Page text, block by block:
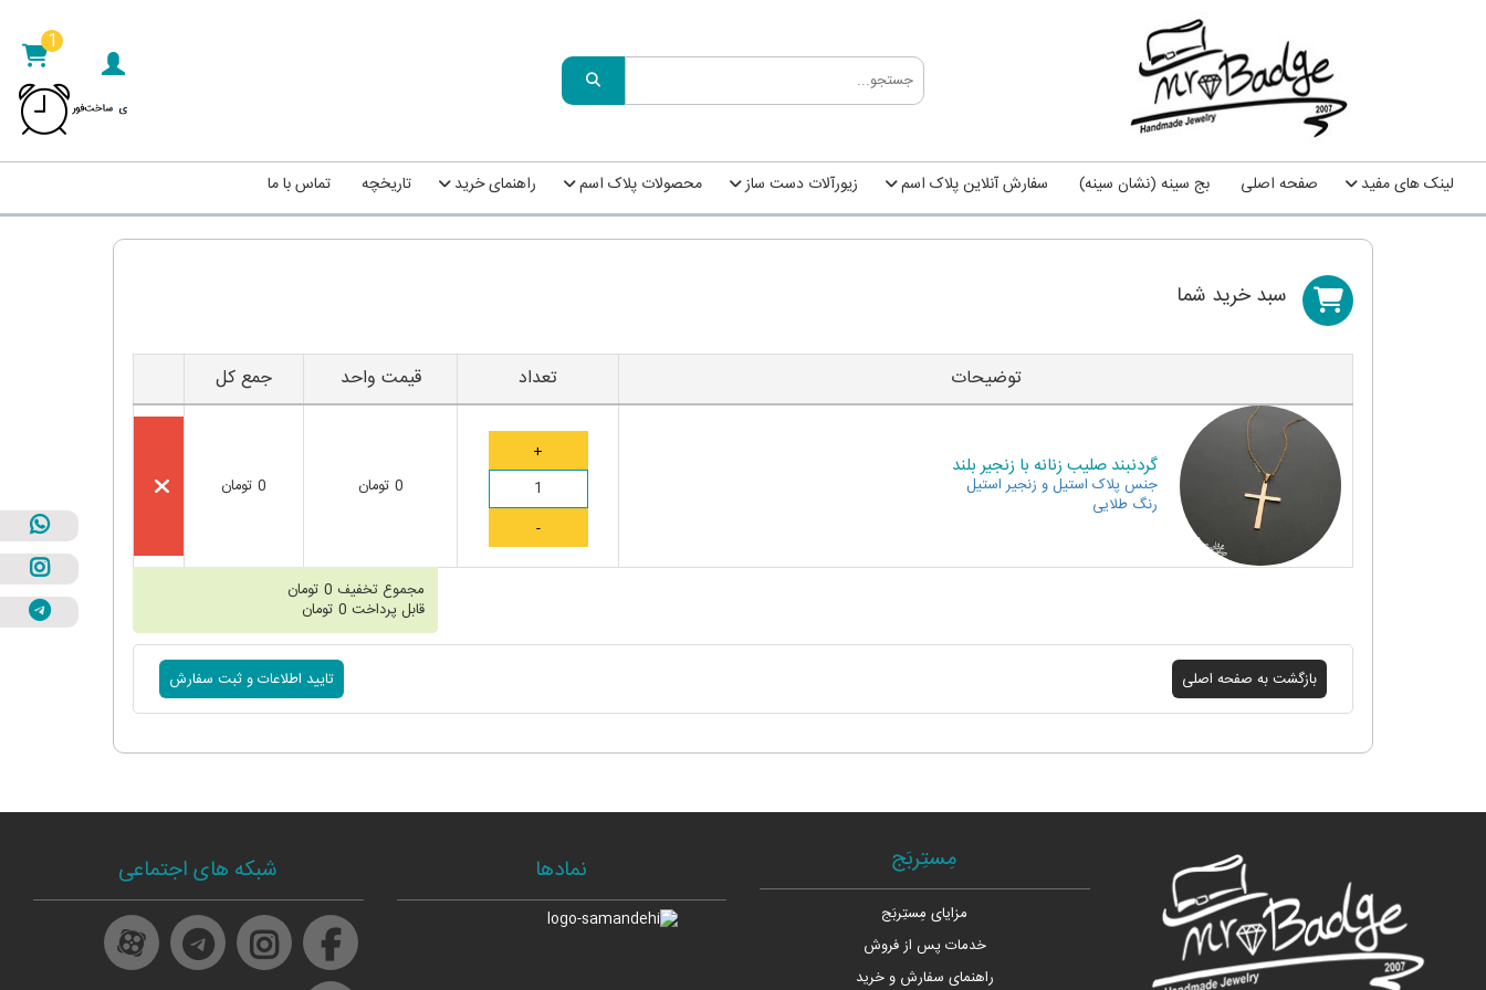
1
لینک های مفید صفحه اصلی بج سینه (نشان سینه) سفارش آنلاین پلاک اسم زیورآلات دست ساز محصولات پلاک اسم راهنمای خرید تاریخچه تماس با ما
سبد خريد شما
توضیحات تعداد قیمت واحد جمع کل
گردنبند صلیب زنانه با زنجیر بلند
جنس پلاک استیل و زنجیر استیل
رنگ طلایی
0 تومان 0 تومان
مجموع تخفیف 0 تومان
قابل پرداخت 0 تومان
مِستِربَج
مزایای مِستِربَج
خدمات پس از فروش
راهنمای سفارش و خرید
نمادها شبکه های اجتماعی